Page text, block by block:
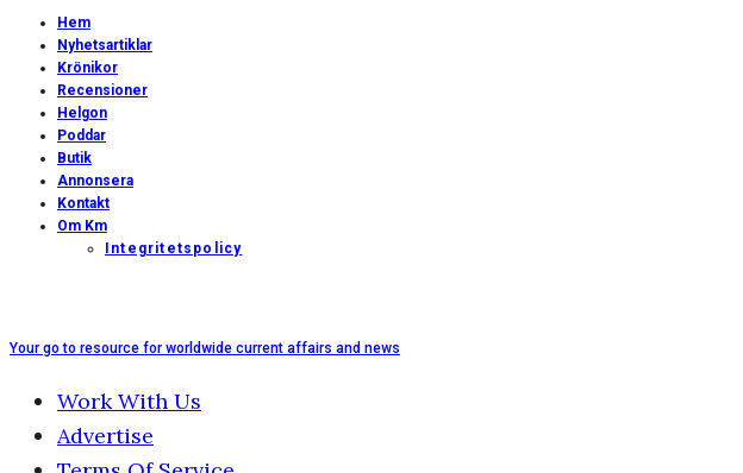
Hem
Nyhetsartiklar
Krönikor
Recensioner
Helgon
Poddar
Butik
Annonsera
Kontakt
Om Km
Integritetspolicy
Your go to resource for worldwide current affairs and news
Work With Us
Advertise